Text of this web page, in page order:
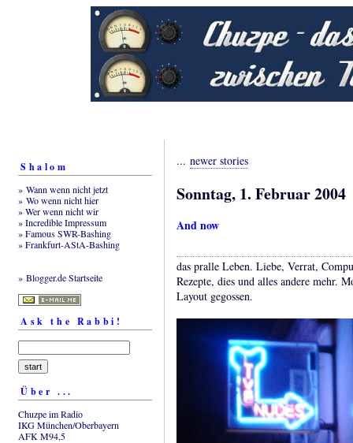
Shalom
» Wann wenn nicht jetzt
» Wo wenn nicht hier
» Wer wenn nicht wir
» Incredible Impressum
» Famous SWR-Bashing
» Frankfurt-AStA-Bashing
» Blogger.de Startseite
Ask the Rabbi!
Über ...
Chuzpe im Radio
IKG München/Oberbayern
AFK M94,5
... newer stories
Sonntag, 1. Februar 2004
And now
das pralle Leben. Liebe, Verrat,
Rezepte, dies und alles andere mehr.
Layout gegossen.